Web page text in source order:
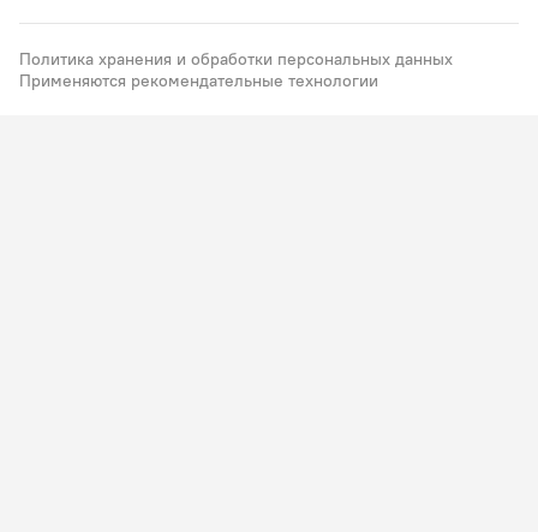
Политика хранения и обработки персональных данных
Применяются рекомендательные технологии